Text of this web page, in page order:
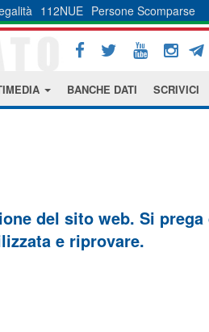
112NUE Persone Scomparse
BANCHE DATI SCRIVICI
del sito web. Si
e riprovare.